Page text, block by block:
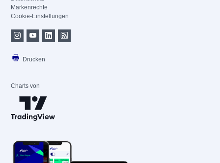
Markenrechte
Cookie-Einstellungen
Drucken
Charts von